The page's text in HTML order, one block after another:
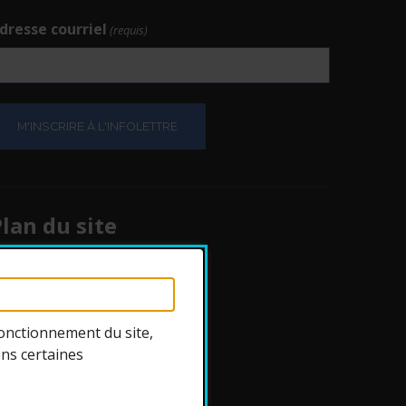
du site,
certaines
courriel (requis)
du site
des